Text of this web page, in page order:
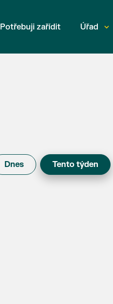
Potřebuji zařídit Úřad
Dnes Tento týden